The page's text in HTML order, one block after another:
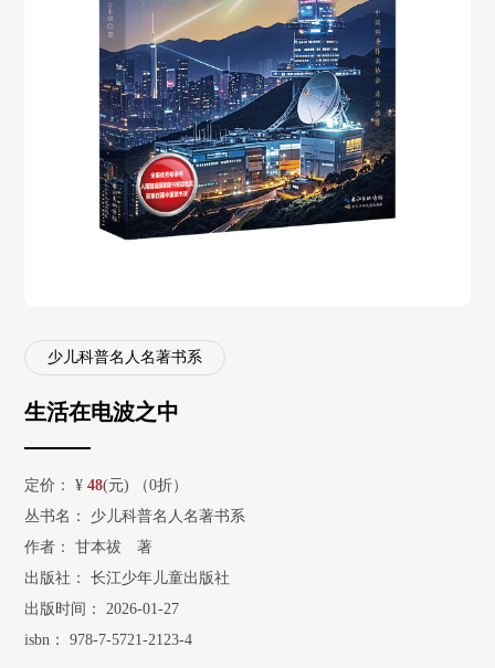
少儿科普名人名著书系
生活在电波之中
定价： ¥48(元) （0折）
丛书名：
少儿科普名人名著书系
作者：
甘本祓 著
出版社：
长江少年儿童出版社
出版时间：
2026-01-27
isbn：
978-7-5721-2123-4